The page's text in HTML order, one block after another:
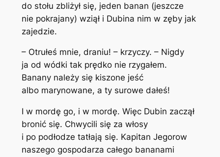
do stołu zbliżył się, jeden banan (jeszcze
nie pokrajany) wziął i Dubina nim w zęby jak
zajedzie.
– Otrułeś mnie, draniu! – krzyczy. – Nigdy
ja od wódki tak prędko nie rzygałem.
Banany należy się kiszone jeść
albo marynowane, a ty surowe dałeś!
I w mordę go, i w mordę. Więc Dubin zaczął
bronić się. Chwycili się za włosy
i po podłodze tatłają się. Kapitan Jegorow
naszego gospodarza całego bananami